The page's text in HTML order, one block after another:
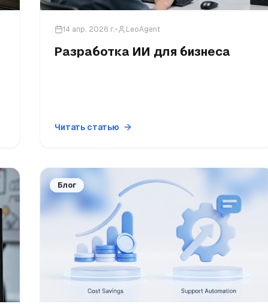
14 апр. 2026 г. LeoAgent
Разработка ИИ для бизнеса
Читать статью
Блог